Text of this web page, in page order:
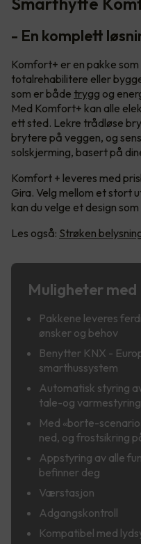
- En komplett
Komfort+ er en pakke
totalrehabilitere eller
som er både trygg og
Med Komfort+ kan alle
ett sted. Lekre trådløse
brytere på veggen, og
solskjerming, basert på
Komfort + leveres med
Gira. Velg mellom et stort
kan du velge et design
Les også: Strøken
Muligheter
Pakkene leveres
ønsker og behov
Benytter KNX -
smarthussystem
Automatisk styring
tale-og varmestyring
Med «borte-
ned, og frostsikring
Appstyring av alle
befinner deg
Værstasjon
Adgangskontroll
Kompatibel med